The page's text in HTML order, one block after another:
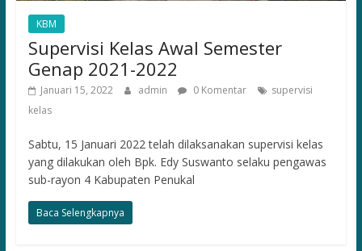
KBM
Supervisi Kelas Awal Semester
Genap 2021-2022
Januari 15, 2022 admin 0 Komentar
supervisi
kelas
Sabtu, 15 Januari 2022 telah dilaksanakan supervisi kelas
yang dilakukan oleh Bpk. Edy Suswanto selaku pengawas
sub-rayon 4 Kabupaten Penukal
Baca Selengkapnya